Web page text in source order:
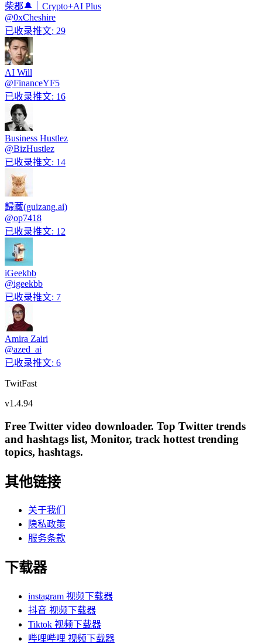
柴郡🔔｜Crypto+AI Plus
@0xCheshire
已收录推文: 29
AI Will
@FinanceYF5
已收录推文: 16
Business Hustlez
@BizHustlez
已收录推文: 14
歸藏(guizang.ai)
@op7418
已收录推文: 12
iGeekbb
@igeekbb
已收录推文: 7
Amira Zairi
@azed_ai
已收录推文: 6
TwitFast
v1.4.94
Free Twitter video downloader. Top Twitter trends
and hashtags list, Monitor, track hottest trending
topics, hashtags.
其他链接
关于我们
隐私政策
服务条款
下载器
instagram 视频下载器
抖音 视频下载器
Tiktok 视频下载器
哔哩哔哩 视频下载器